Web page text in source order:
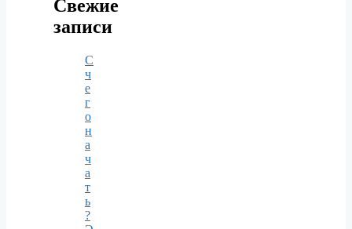
Свежие
записи
С
ч
е
г
о
н
а
ч
а
т
ь
?